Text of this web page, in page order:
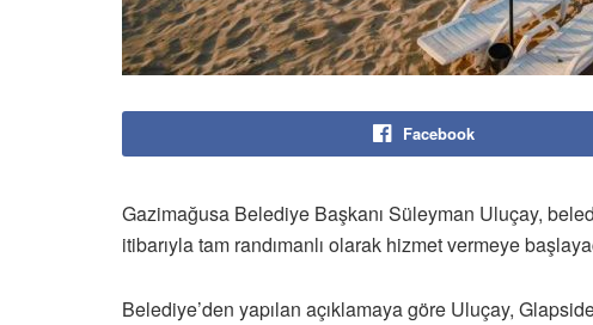
Facebook
Gazimağusa Belediye Başkanı Süleyman Uluçay,
itibarıyla tam randımanlı olarak hizmet vermeye
Belediye’den yapılan açıklamaya göre Uluçay,